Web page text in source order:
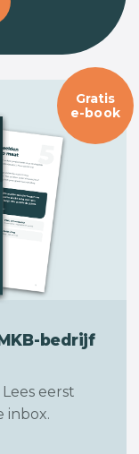
bedrijf
eerst
inbox.
Gratis
e-book